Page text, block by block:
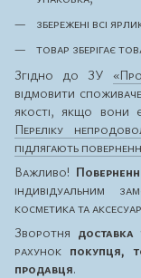
збережені всі
товар зберігає
Згідно до ЗУ
відмовити
якості, якщо вони
Переліку
підлягають
Важливо!
індивідуальним
косметика та
Зворотня доставка
рахунок покупця,
продавця.